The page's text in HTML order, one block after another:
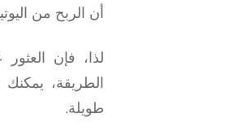
أن الربح من
لذا، فإن
الطريقة،
طويلة.